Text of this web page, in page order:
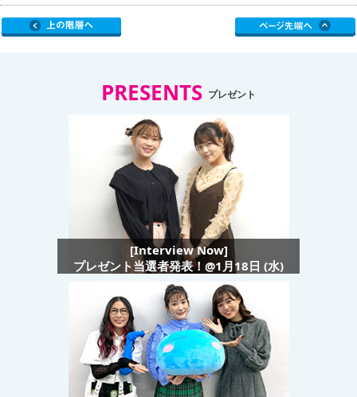
PRESENTS プレゼント
[Interview Now]
プレゼント当選者発表！@1月18日 (水)